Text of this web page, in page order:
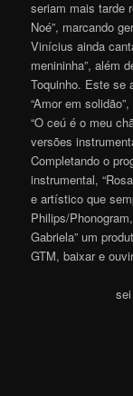
seriam mais tarde
Noé”, marcando
Vinícius ainda
menininha”, além
Toquinho. Este se
“Amor em
“O ceú é o meu
versões
Completando o
instrumental,
e artístico que
Philips/
Gabriela” um
GTM, baixar e